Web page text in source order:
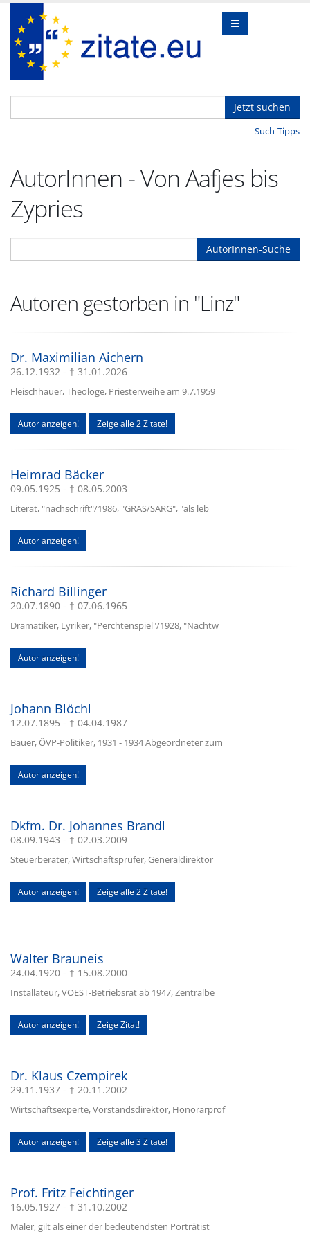
Jetzt suchen
Such-Tipps
AutorInnen - Von Aafjes bis
Zypries
AutorInnen-Suche
Autoren gestorben in "Linz"
Dr. Maximilian Aichern
26.12.1932 - † 31.01.2026
Fleischhauer, Theologe, Priesterweihe am 9.7.1959
Autor anzeigen! Zeige alle 2 Zitate!
Heimrad Bäcker
09.05.1925 - † 08.05.2003
Literat, "nachschrift"/1986, "GRAS/SARG", "als leb
Autor anzeigen!
Richard Billinger
20.07.1890 - † 07.06.1965
Dramatiker, Lyriker, "Perchtenspiel"/1928, "Nachtw
Autor anzeigen!
Johann Blöchl
12.07.1895 - † 04.04.1987
Bauer, ÖVP-Politiker, 1931 - 1934 Abgeordneter zum
Autor anzeigen!
Dkfm. Dr. Johannes Brandl
08.09.1943 - † 02.03.2009
Steuerberater, Wirtschaftsprüfer, Generaldirektor
Autor anzeigen! Zeige alle 2 Zitate!
Walter Brauneis
24.04.1920 - † 15.08.2000
Installateur, VOEST-Betriebsrat ab 1947, Zentralbe
Autor anzeigen! Zeige Zitat!
Dr. Klaus Czempirek
29.11.1937 - † 20.11.2002
Wirtschaftsexperte, Vorstandsdirektor, Honorarprof
Autor anzeigen! Zeige alle 3 Zitate!
Prof. Fritz Feichtinger
16.05.1927 - † 31.10.2002
Maler, gilt als einer der bedeutendsten Porträtist